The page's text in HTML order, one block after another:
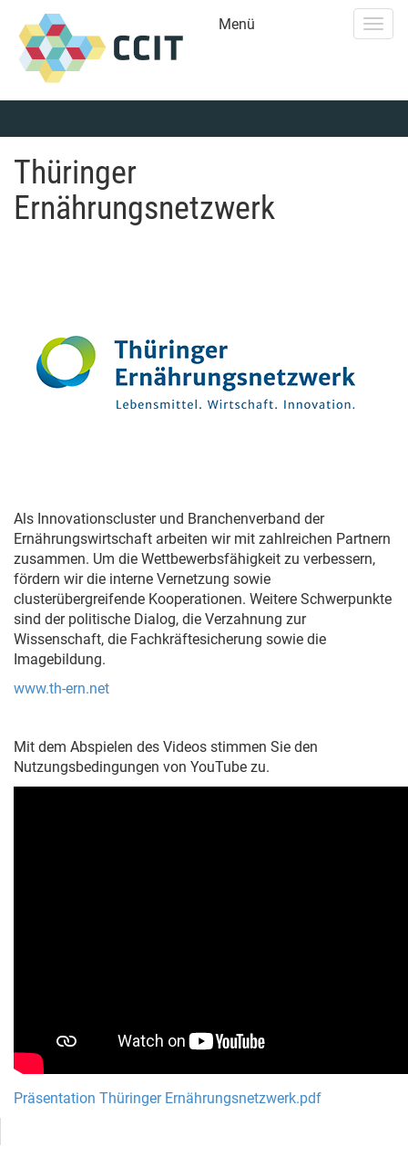
Menü
Thüringer
Ernährungsnetzwerk
Als Innovationscluster und Branchenverband der
Ernährungswirtschaft arbeiten wir mit zahlreichen Partnern
zusammen. Um die Wettbewerbsfähigkeit zu verbessern,
fördern wir die interne Vernetzung sowie
clusterübergreifende Kooperationen. Weitere Schwerpunkte
sind der politische Dialog, die Verzahnung zur
Wissenschaft, die Fachkräftesicherung sowie die
Imagebildung.
www.th-ern.net
Mit dem Abspielen des Videos stimmen Sie den
Nutzungsbedingungen von YouTube zu.
Präsentation Thüringer Ernährungsnetzwerk.pdf